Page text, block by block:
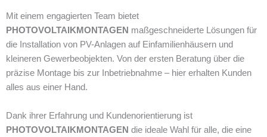
Mit einem engagierten Team bietet
PHOTOVOLTAIKMONTAGEN maßgeschneiderte Lösungen für
die Installation von PV-Anlagen auf Einfamilienhäusern und
kleineren Gewerbeobjekten. Von der ersten Beratung über die
präzise Montage bis zur Inbetriebnahme – hier erhalten Kunden
alles aus einer Hand.
Dank ihrer Erfahrung und Kundenorientierung ist
PHOTOVOLTAIKMONTAGEN die ideale Wahl für alle, die eine